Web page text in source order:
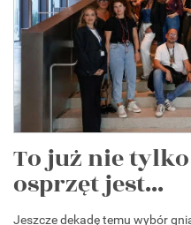
To już nie
osprzęt jest...
Jeszcze dekadę temu wybór